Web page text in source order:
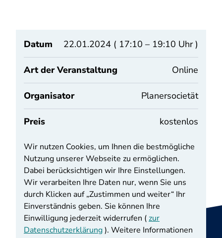
Datum 22.01.2024 ( 17:10 – 19:10 Uhr )
Art der Veranstaltung Online
Organisator Planersocietät
Preis kostenlos
Zur Termine-Übersicht
Wir nutzen Cookies, um Ihnen die bestmögliche
Nutzung unserer Webseite zu ermöglichen.
Dabei berücksichtigen wir Ihre Einstellungen.
Wir verarbeiten Ihre Daten nur, wenn Sie uns
durch Klicken auf „Zustimmen und weiter“ Ihr
Einverständnis geben. Sie können Ihre
Einwilligung jederzeit widerrufen (zur
Datenschutzerklärung). Weitere Informationen